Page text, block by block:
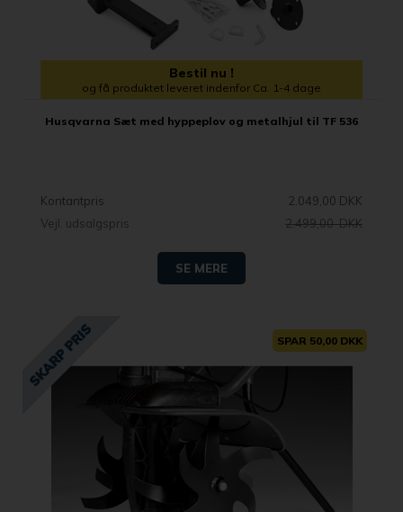
Bestil nu !
og få produktet leveret indenfor Ca. 1-4 dage
Husqvarna Sæt med hyppeplov og metalhjul til TF 536
Kontantpris
2.049,00 DKK
Vejl. udsalgspris
2.499,00 DKK
SE MERE
SPAR 50,00 DKK